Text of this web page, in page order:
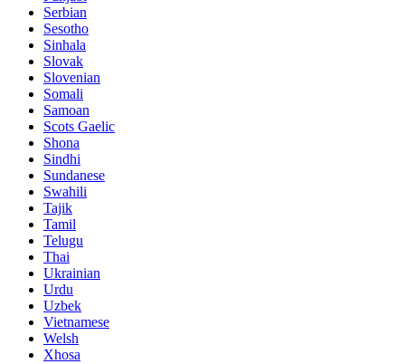
Serbian
Sesotho
Sinhala
Slovak
Slovenian
Somali
Samoan
Scots Gaelic
Shona
Sindhi
Sundanese
Swahili
Tajik
Tamil
Telugu
Thai
Ukrainian
Urdu
Uzbek
Vietnamese
Welsh
Xhosa